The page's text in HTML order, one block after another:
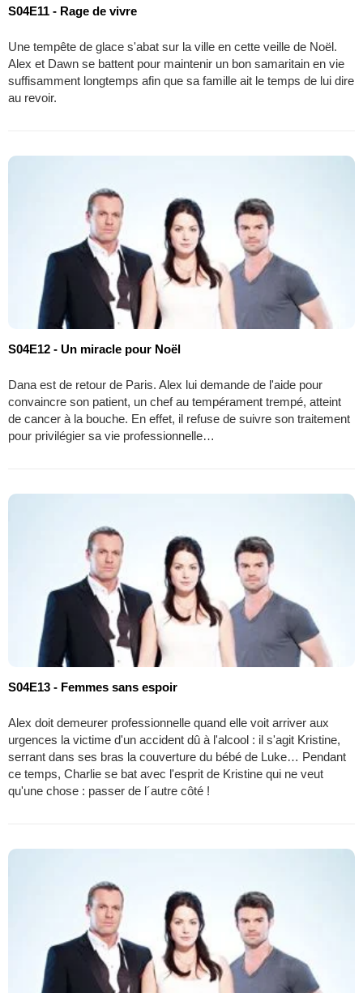
S04E11 - Rage de vivre
Une tempête de glace s'abat sur la ville en cette veille de Noël.
Alex et Dawn se battent pour maintenir un bon samaritain en vie
suffisamment longtemps afin que sa famille ait le temps de lui dire
au revoir.
S04E12 - Un miracle pour Noël
Dana est de retour de Paris. Alex lui demande de l'aide pour
convaincre son patient, un chef au tempérament trempé, atteint
de cancer à la bouche. En effet, il refuse de suivre son traitement
pour privilégier sa vie professionnelle…
S04E13 - Femmes sans espoir
Alex doit demeurer professionnelle quand elle voit arriver aux
urgences la victime d'un accident dû à l'alcool : il s'agit Kristine,
serrant dans ses bras la couverture du bébé de Luke… Pendant
ce temps, Charlie se bat avec l'esprit de Kristine qui ne veut
qu'une chose : passer de l´autre côté !